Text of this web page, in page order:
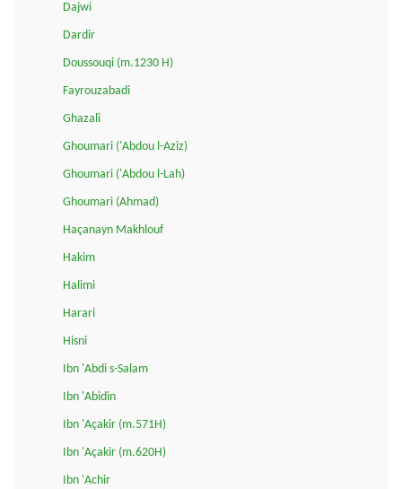
Dajwi
Dardir
Doussouqi (m.1230 H)
Fayrouzabadi
Ghazali
Ghoumari ('Abdou l-Aziz)
Ghoumari ('Abdou l-Lah)
Ghoumari (Ahmad)
Haçanayn Makhlouf
Hakim
Halimi
Harari
Hisni
Ibn 'Abdi s-Salam
Ibn 'Abidin
Ibn 'Açakir (m.571H)
Ibn 'Açakir (m.620H)
Ibn 'Achir